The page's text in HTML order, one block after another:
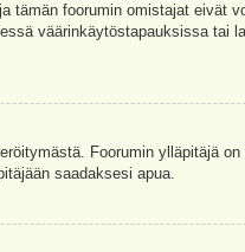
tämän foorumin omistajat eivät
väärinkäytöstapauksissa tai
Foorumin ylläpitäjä
saadaksesi apua.